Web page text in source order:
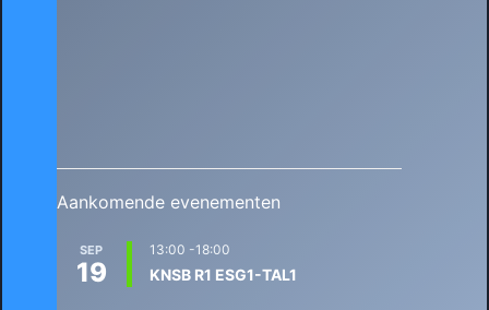
Aankomende evenementen
SEP
19
13:00 -18:00
KNSB R1 ESG1-TAL1